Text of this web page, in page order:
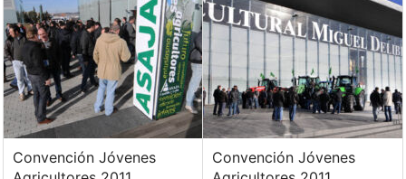
Convención Jóvenes
Convención Jóvenes